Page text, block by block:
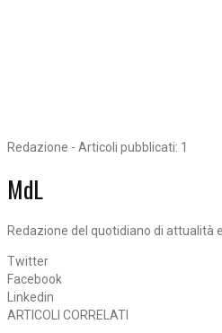
Redazione - Articoli pubblicati: 1
MdL
Redazione del quotidiano di attualità
Twitter
Facebook
Linkedin
ARTICOLI CORRELATI